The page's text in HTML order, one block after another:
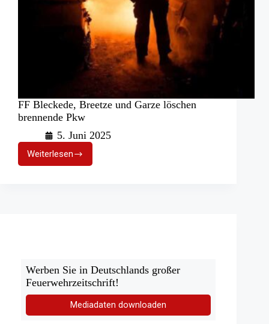
FF Bleckede, Breetze und Garze löschen
brennende Pkw
5. Juni 2025
Weiterlesen
FF
Bleckede,
Werben Sie in Deutschlands großer
Feuerwehrzeitschrift!
Mediadaten downloaden